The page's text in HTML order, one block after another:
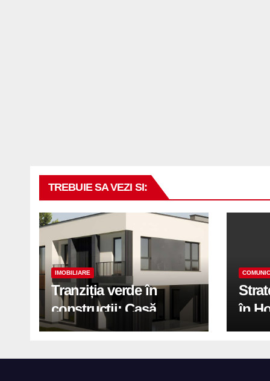
TREBUIE SA VEZI SI:
IMOBILIARE
Tranziția verde în
construcții: Casă
modernă cu structură
în